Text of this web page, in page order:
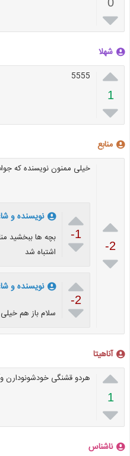

شهلا

1

5555
منابع

-2

خیلی ممنون نویسنده که

-1

نویسنده و
بچه ها ببخشید
اشتباه شد

-2

نویسنده و
سلام باز هم
آناهیتا

1

هردو قشنگی خودشونودارن
ناشناس